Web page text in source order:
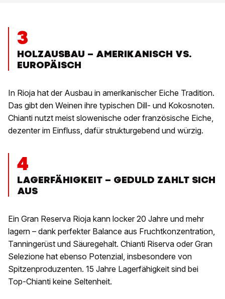
3
HOLZAUSBAU – AMERIKANISCH VS.
EUROPÄISCH
In Rioja hat der Ausbau in amerikanischer Eiche Tradition.
Das gibt den Weinen ihre typischen Dill- und Kokosnoten.
Chianti nutzt meist slowenische oder französische Eiche,
dezenter im Einfluss, dafür strukturgebend und würzig.
4
LAGERFÄHIGKEIT – GEDULD ZAHLT SICH
AUS
Ein Gran Reserva Rioja kann locker 20 Jahre und mehr
lagern – dank perfekter Balance aus Fruchtkonzentration,
Tanningerüst und Säuregehalt. Chianti Riserva oder Gran
Selezione hat ebenso Potenzial, insbesondere von
Spitzenproduzenten. 15 Jahre Lagerfähigkeit sind bei
Top-Chianti keine Seltenheit.